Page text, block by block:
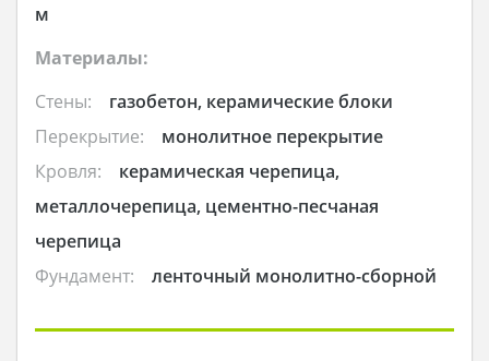
м
Материалы:
Стены:
газобетон, керамические блоки
Перекрытие:
монолитное перекрытие
Кровля:
керамическая черепица,
металлочерепица, цементно-песчаная
черепица
Фундамент:
ленточный монолитно-сборной